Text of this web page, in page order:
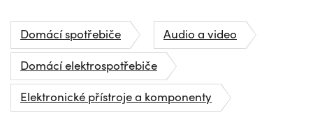
Domácí spotřebiče
Audio a video
Domácí elektrospotřebiče
Elektronické přístroje a komponenty